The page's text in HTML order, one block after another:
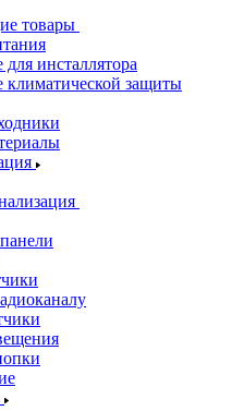
товары
инсталлятора
климатической защиты